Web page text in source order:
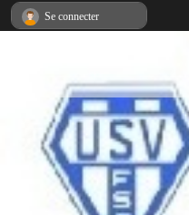
Se connecter
Panneau de gestion des cookies